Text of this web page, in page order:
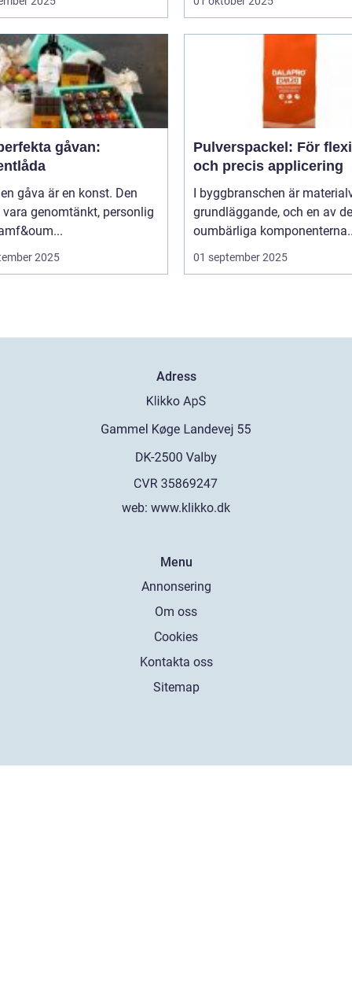
gåvan:
gåva är en konst. Den
genomtänkt, personlig
2025
Pulverspackel: För
och precis applicering
I byggbranschen är
grundläggande, och en av de
oumbärliga
01 september 2025
Adress
web: www.klikko.dk
Menu
Annonsering
Om oss
Cookies
Kontakta oss
Sitemap